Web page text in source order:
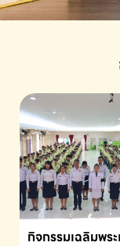
กิจกรรมเฉลิมพร